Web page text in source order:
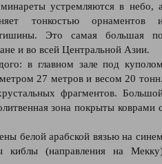
устремляются в небо,
тонкостью орнаментов
Это самая большая
и во всей Центральной Азии.
в главном зале под
27 метров и весом 20
фрагментов.
зона покрыты коврами
белой арабской вязью на
(направления на